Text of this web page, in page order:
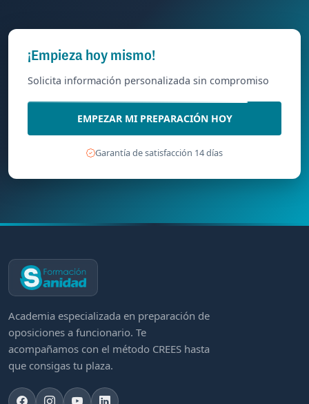
¡Empieza hoy mismo!
Solicita información personalizada sin compromiso
EMPEZAR MI PREPARACIÓN HOY
Garantía de satisfacción 14 días
Academia especializada en preparación de
oposiciones a funcionario. Te
acompañamos con el método CREES hasta
que consigas tu plaza.